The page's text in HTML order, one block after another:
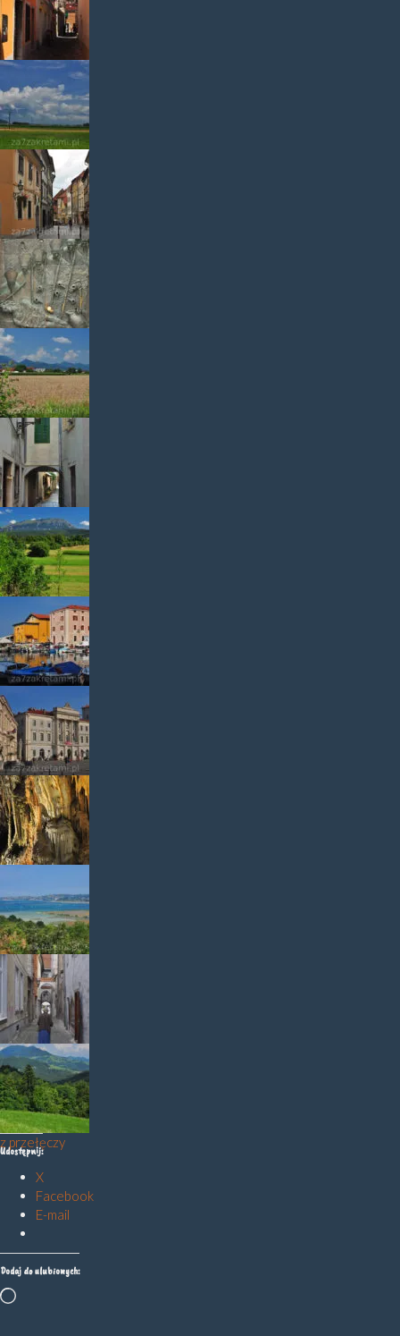
Koper
okolice
Lubljany
Lubljana
Lubljana3
widoki z trasy
Piran4
koło granicy z
Włochami
Piran2
Piran3
wybrzeże
Maribor2
z przełęczy
Udostępnij:
X
Facebook
E-mail
Dodaj do ulubionych:
Wczytywanie…